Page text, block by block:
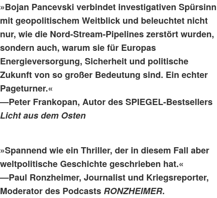
»Bojan Pancevski verbindet investigativen Spürsinn
mit geopolitischem Weitblick und beleuchtet nicht
nur, wie die Nord-Stream-Pipelines zerstört wurden,
sondern auch, warum sie für Europas
Energieversorgung, Sicherheit und politische
Zukunft von so großer Bedeutung sind. Ein echter
Pageturner.«
—Peter Frankopan, Autor des SPIEGEL-Bestsellers
Licht aus dem Osten
»Spannend wie ein Thriller, der in diesem Fall aber
weltpolitische Geschichte geschrieben hat.«
—Paul Ronzheimer, Journalist und Kriegsreporter,
Moderator des PodcastsRONZHEIMER.